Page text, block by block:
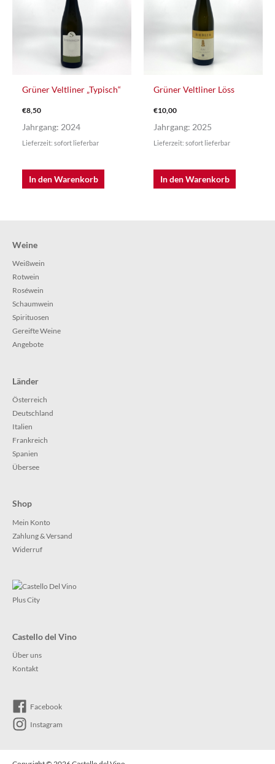
Grüner Veltliner „Typisch“
€8,50
Jahrgang: 2024
Lieferzeit: sofort lieferbar
In den Warenkorb
Grüner Veltliner Löss
€10,00
Jahrgang: 2025
Lieferzeit: sofort lieferbar
In den Warenkorb
Weine
Weißwein
Rotwein
Roséwein
Schaumwein
Spirituosen
Gereifte Weine
Angebote
Länder
Österreich
Deutschland
Italien
Frankreich
Spanien
Übersee
Shop
Mein Konto
Zahlung & Versand
Widerruf
Castello del Vino
Über uns
Kontakt
Facebook
Instagram